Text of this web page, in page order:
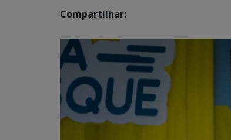
Compartilhar: